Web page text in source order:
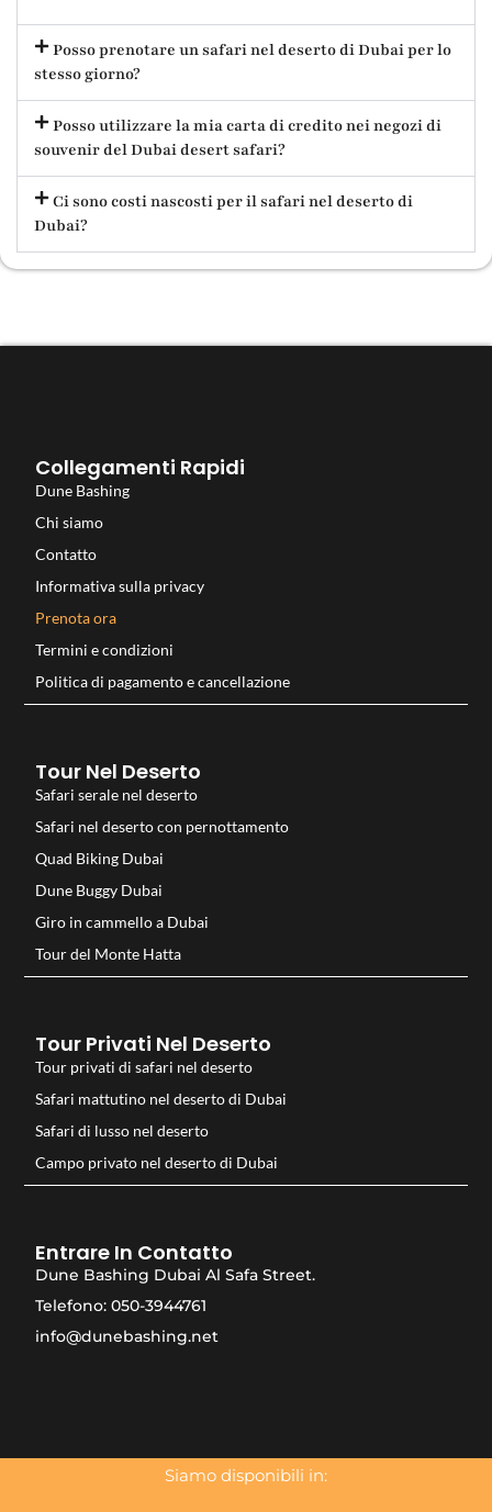
Posso prenotare un safari nel deserto di Dubai per lo
stesso giorno?
Posso utilizzare la mia carta di credito nei negozi di
souvenir del Dubai desert safari?
Ci sono costi nascosti per il safari nel deserto di
Dubai?
Collegamenti Rapidi
Dune Bashing
Chi siamo
Contatto
Informativa sulla privacy
Prenota ora
Termini e condizioni
Politica di pagamento e cancellazione
Tour Nel Deserto
Safari serale nel deserto
Safari nel deserto con pernottamento
Quad Biking Dubai
Dune Buggy Dubai
Giro in cammello a Dubai
Tour del Monte Hatta
Tour Privati Nel Deserto
Tour privati di safari nel deserto
Safari mattutino nel deserto di Dubai
Safari di lusso nel deserto
Campo privato nel deserto di Dubai
Entrare In Contatto
Dune Bashing Dubai Al Safa Street.
Telefono: 050-3944761
info@dunebashing.net
Siamo disponibili in: